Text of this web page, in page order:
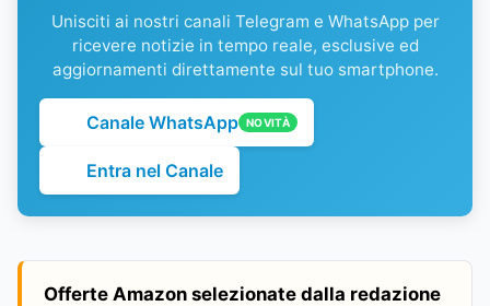
Unisciti ai nostri canali Telegram e WhatsApp per
ricevere notizie in tempo reale, esclusive ed
aggiornamenti direttamente sul tuo smartphone.
Canale WhatsApp NOVITÀ
Entra nel Canale
Offerte Amazon selezionate dalla redazione